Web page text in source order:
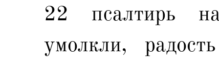
22 псалтирь
умолкли,